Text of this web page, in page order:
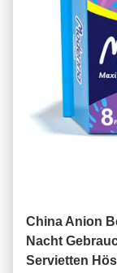
China Anion
Nacht
Servietten